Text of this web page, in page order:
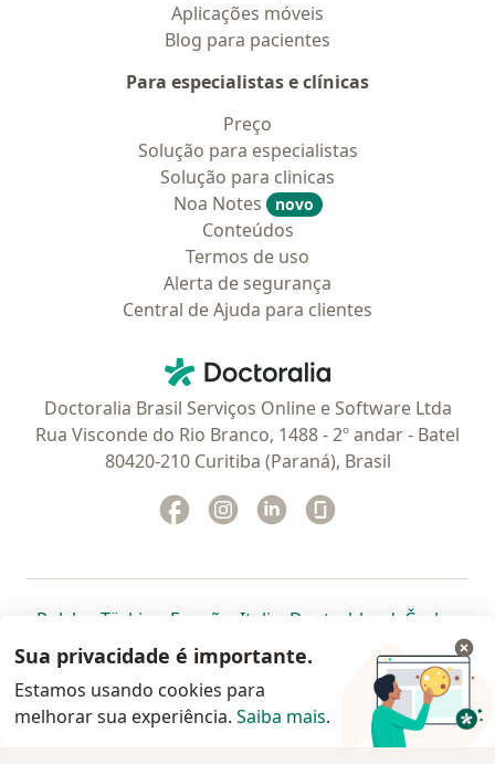
Aplicações móveis
Blog para pacientes
Para especialistas e clínicas
Preço
Solução para especialistas
Solução para clinicas
Noa Notes
novo
Conteúdos
Termos de uso
Alerta de segurança
Central de Ajuda para clientes
Doctoralia - Homepage
Doctoralia Brasil Serviços Online e Software Ltda
Rua Visconde do Rio Branco, 1488 - 2º andar - Batel
80420-210 Curitiba (Paraná), Brasil
Facebook
abre num novo separador
Instagram
abre num novo separador
Linkedin
abre num novo
Polska abre num novo separador
Türkiye abre num novo separador
España abre num novo separador
Italia abre num novo
Deutschlandabre num
Česko
Portugal abre num novo separador
, México abre num novo separador
, abre num novo separador
Brasil abre num novoabre num
abre
Colombia abre num novo
www.doctoralia.com.br © 2026 - Agende agora sua
Sua privacidade é importante.
Estamos usando cookies para
melhorar sua experiência. Saiba mais.